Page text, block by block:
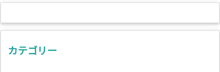
カテゴリー